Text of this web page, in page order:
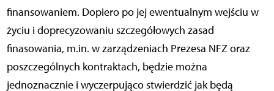
finansowaniem. Dopiero po jej ewentualnym wejściu w
życiu i doprecyzowaniu szczegółowych zasad
finasowania, m.in. w zarządzeniach Prezesa NFZ oraz
poszczególnych kontraktach, będzie można
jednoznacznie i wyczerpująco stwierdzić jak będą